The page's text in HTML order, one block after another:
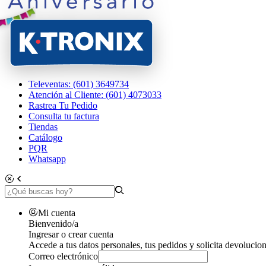
Televentas: (601) 3649734
Atención al Cliente: (601) 4073033
Rastrea Tu Pedido
Consulta tu factura
Tiendas
Catálogo
PQR
Whatsapp
Mi cuenta
Bienvenido/a
Ingresar o crear cuenta
Accede a tus datos personales, tus pedidos y solicita
Correo electrónico